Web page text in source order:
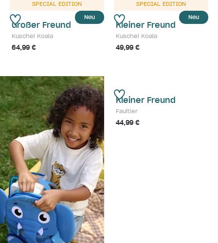
Neu
SPECIAL EDITION
Großer Freund
Kuschel Koala
64,99 €
Neu
SPECIAL EDITION
Kleiner Freund
Kuschel Koala
49,99 €
Kleiner Freund
Faultier
44,99 €